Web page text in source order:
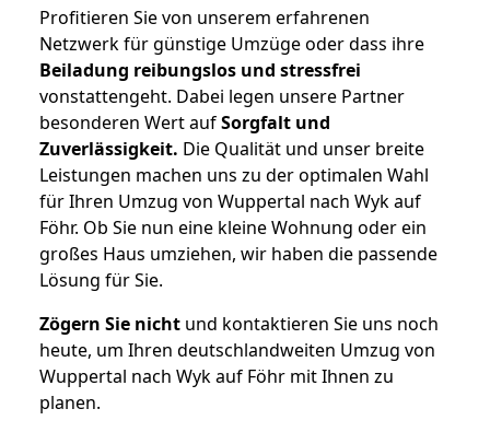
Profitieren Sie von unserem erfahrenen
Netzwerk für günstige Umzüge oder dass ihre
Beiladung reibungslos und stressfrei
vonstattengeht. Dabei legen unsere Partner
besonderen Wert aufSorgfalt und
Zuverlässigkeit. Die Qualität und unser breite
Leistungen machen uns zu der optimalen Wahl
für Ihren Umzug von Wuppertal nach Wyk auf
Föhr. Ob Sie nun eine kleine Wohnung oder ein
großes Haus umziehen, wir haben die passende
Lösung für Sie.
Zögern Sie nicht und kontaktieren Sie uns noch
heute, um Ihren deutschlandweiten Umzug von
Wuppertal nach Wyk auf Föhr mit Ihnen zu
planen.